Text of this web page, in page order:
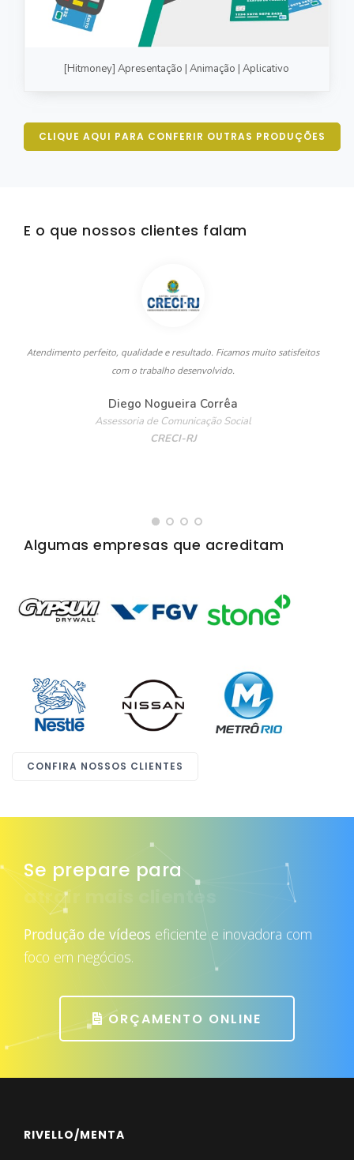
[Hitmoney] Apresentação | Animação | Aplicativo
CLIQUE AQUI PARA CONFERIR OUTRAS PRODUÇÕES
E o que nossos clientes falam
Atendimento perfeito, qualidade e resultado. Ficamos muito satisfeitos
com o trabalho desenvolvido.
Diego Nogueira Corrêa
Assessoria de Comunicação Social
CRECI-RJ
Algumas empresas que acreditam
CONFIRA NOSSOS CLIENTES
Se prepare para
atrair mais clientes
Produção de vídeos eficiente e inovadora com
foco em negócios.
ORÇAMENTO ONLINE
RIVELLO/MENTA